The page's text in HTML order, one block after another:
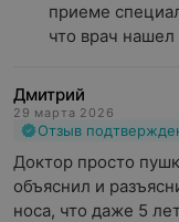
приеме
что врач
Дмитрий
29 марта 2026
Отзыв
Доктор просто
объяснил и
носа, что даже 5